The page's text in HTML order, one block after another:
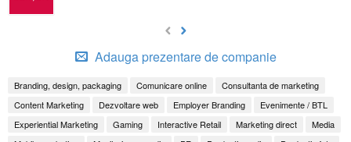
Adauga prezentare de companie
Branding, design, packaging Comunicare online
Consultanta de marketing
Content Marketing
Dezvoltare web Employer Branding
Evenimente / BTL
Experiential Marketing
Gaming Interactive Retail Marketing direct
Media